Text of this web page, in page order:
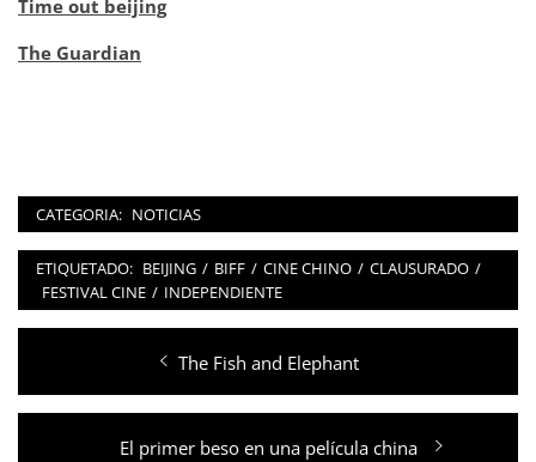
Time out beijing
The Guardian
CATEGORIA: NOTICIAS
ETIQUETADO: BEIJING / BIFF / CINE CHINO / CLAUSURADO /
FESTIVAL CINE / INDEPENDIENTE
Navegación
de
entradas
Entrada
anterior:
The Fish and Elephant
Entrada
El primer beso en una película china